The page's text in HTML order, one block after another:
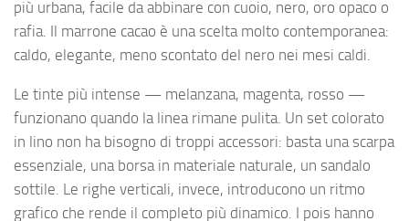
più urbana, facile da abbinare con cuoio, nero, oro opaco o
rafia. Il marrone cacao è una scelta molto contemporanea:
caldo, elegante, meno scontato del nero nei mesi caldi.
Le tinte più intense — melanzana, magenta, rosso —
funzionano quando la linea rimane pulita. Un set colorato
in lino non ha bisogno di troppi accessori: basta una scarpa
essenziale, una borsa in materiale naturale, un sandalo
sottile. Le righe verticali, invece, introducono un ritmo
grafico che rende il completo più dinamico. I pois hanno